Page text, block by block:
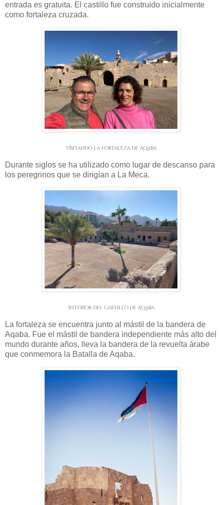
entrada es gratuita. El castillo fue construido inicialmente
como fortaleza cruzada.
Visitando la Fortaleza de Aqaba
Durante siglos se ha utilizado como lugar de descanso para
los peregrinos que se dirigían a La Meca.
Interior del Castillo de Aqaba
La fortaleza se encuentra junto al mástil de la bandera de
Aqaba. Fue el mástil de bandera independiente más alto del
mundo durante años, lleva la bandera de la revuelta árabe
que conmemora la Batalla de Aqaba.